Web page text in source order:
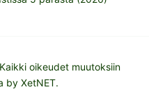
oikeudet muutoksiin
by XetNET.